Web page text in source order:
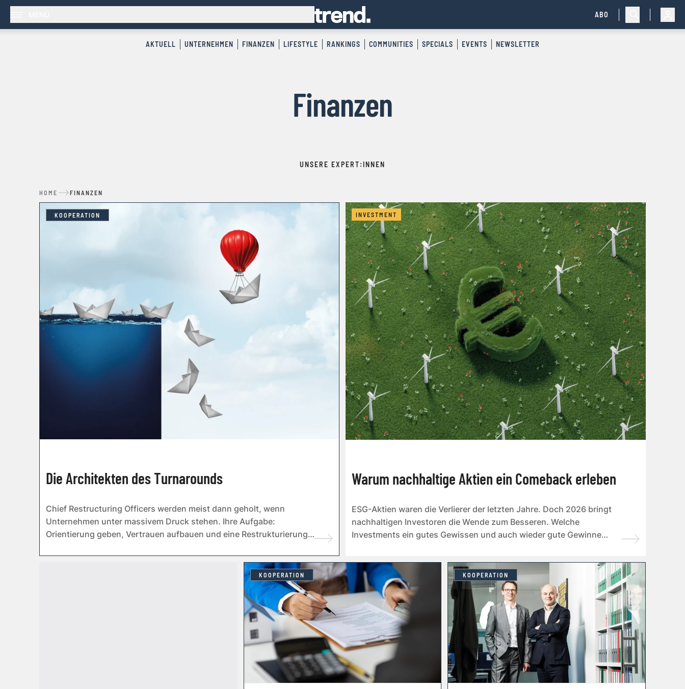
ABO
AKTUELL UNTERNEHMEN FINANZEN LIFESTYLE RANKINGS COMMUNITIES SPECIALS EVENTS NEWSLETTER
Finanzen
UNSERE EXPERT:INNEN
HOME FINANZEN
KOOPERATION
Die Architekten des Turnarounds
Chief Restructuring Officers werden meist dann geholt, wenn
Unternehmen unter massivem Druck stehen. Ihre Aufgabe:
Orientierung geben, Vertrauen aufbauen und eine Restruktu­rierung
INVESTMENT
Warum nachhaltige Aktien ein Comeback erleben
ESG-Aktien waren die Verlierer der letzten Jahre. Doch 2026 bringt
nachhaltigen Investoren die Wende zum Besseren. Welche
Investments ein gutes Gewissen und auch wieder gute Gewinne
KOOPERATION KOOPERATION